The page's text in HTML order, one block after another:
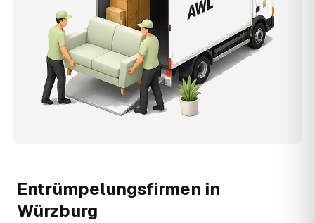
Entrümpelungsfirmen in
Würzburg